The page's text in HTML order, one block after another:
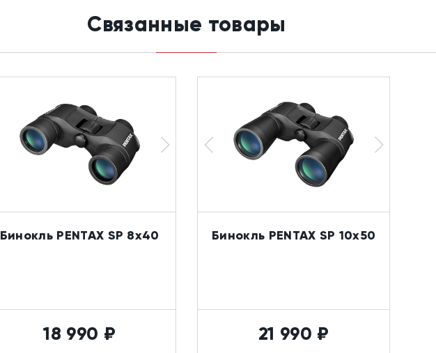
Связанные товары
Бинокль PENTAX SP 8x40
18 990 ₽
Бинокль PENTAX SP 10x50
21 990 ₽